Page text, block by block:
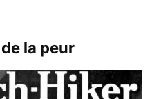
la peur